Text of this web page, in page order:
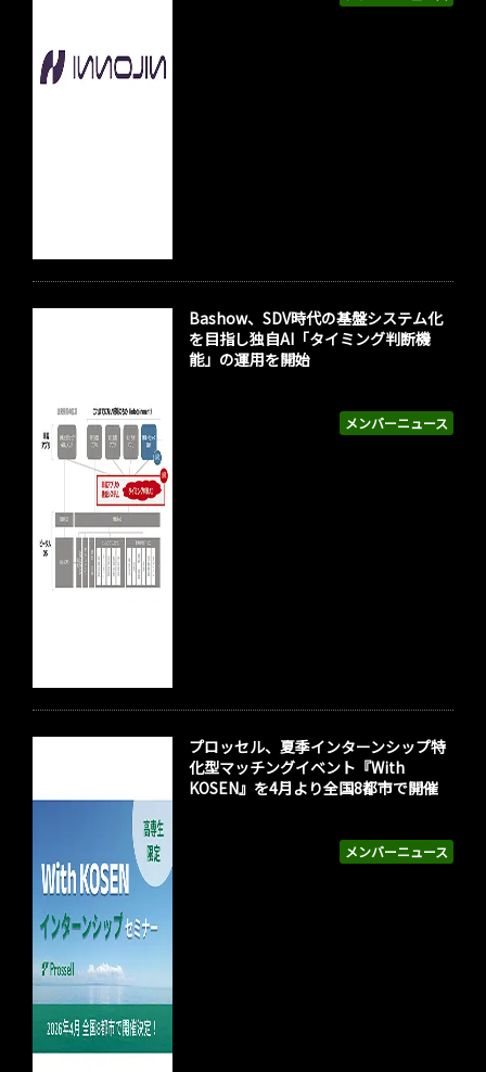
メンバーニュース
Bashow、SDV時代の基盤システム化
を目指し独自AI「タイミング判断機
能」の運用を開始
メンバーニュース
プロッセル、夏季インターンシップ特
化型マッチングイベント『With
KOSEN』を4月より全国8都市で開催